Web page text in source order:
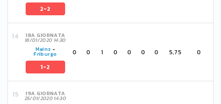
2-2
18A GIORNATA
18/01/2020 14:30
Mainz -
Friburgo
1-2
0 0 1 0 0 0 0 5,75 0
19A GIORNATA
25/01/2020 14:30